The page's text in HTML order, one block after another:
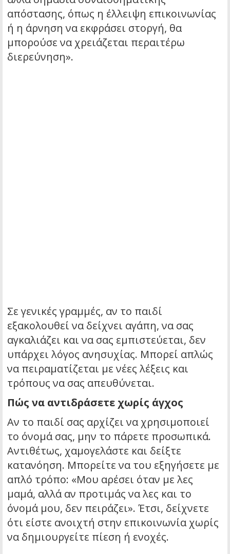
απόστασης, όπως η έλλειψη επικοινωνίας
ή η άρνηση να εκφράσει στοργή, θα
μπορούσε να χρειάζεται περαιτέρω
διερεύνηση».
Σε γενικές γραμμές, αν το παιδί
εξακολουθεί να δείχνει αγάπη, να σας
αγκαλιάζει και να σας εμπιστεύεται, δεν
υπάρχει λόγος ανησυχίας. Μπορεί απλώς
να πειραματίζεται με νέες λέξεις και
τρόπους να σας απευθύνεται.
Πώς να αντιδράσετε χωρίς άγχος
Αν το παιδί σας αρχίζει να χρησιμοποιεί
το όνομά σας, μην το πάρετε προσωπικά.
Αντιθέτως, χαμογελάστε και δείξτε
κατανόηση. Μπορείτε να του εξηγήσετε με
απλό τρόπο: «Μου αρέσει όταν με λες
μαμά, αλλά αν προτιμάς να λες και το
όνομά μου, δεν πειράζει». Έτσι, δείχνετε
ότι είστε ανοιχτή στην επικοινωνία χωρίς
να δημιουργείτε πίεση ή ενοχές.